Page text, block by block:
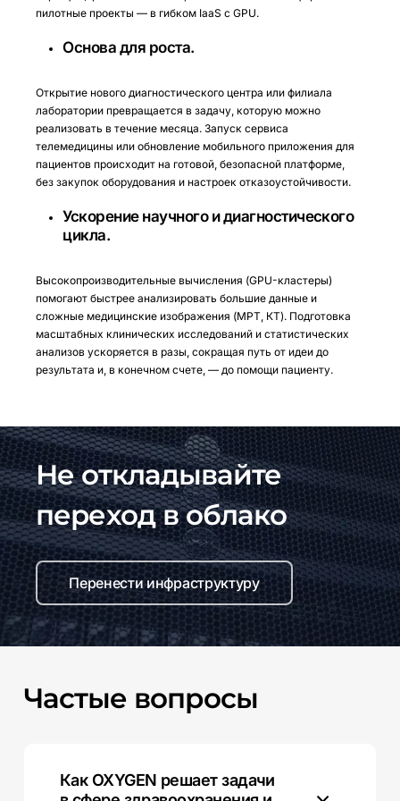
пилотные проекты — в гибком IaaS c GPU.
Основа для роста.
Открытие нового диагностического центра или филиала
лаборатории превращается в задачу, которую можно
реализовать в течение месяца. Запуск сервиса
телемедицины или обновление мобильного приложения для
пациентов происходит на готовой, безопасной платформе,
без закупок оборудования и настроек отказоустойчивости.
Ускорение научного и диагностического
цикла.
Высокопроизводительные вычисления (GPU-кластеры)
помогают быстрее анализировать большие данные и
сложные медицинские изображения (МРТ, КТ). Подготовка
масштабных клинических исследований и статистических
анализов ускоряется в разы, сокращая путь от идеи до
результата и, в конечном счете, — до помощи пациенту.
Не откладывайте
переход в облако
Перенести инфраструктуру
Частые вопросы
Как OXYGEN решает задачи